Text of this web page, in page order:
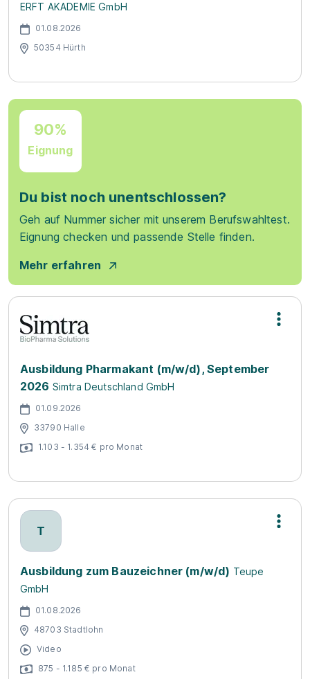
ERFT AKADEMIE GmbH
01.08.2026
50354 Hürth
90%
Eignung
Du bist noch unentschlossen?
Geh auf Nummer sicher mit unserem Berufswahltest.
Eignung checken und passende Stelle finden.
Mehr erfahren
Ausbildung Pharmakant (m/w/d), September
2026 Simtra Deutschland GmbH
01.09.2026
33790 Halle
1.103 - 1.354 € pro Monat
T
Ausbildung zum Bauzeichner (m/w/d) Teupe
GmbH
01.08.2026
48703 Stadtlohn
Video
875 - 1.185 € pro Monat